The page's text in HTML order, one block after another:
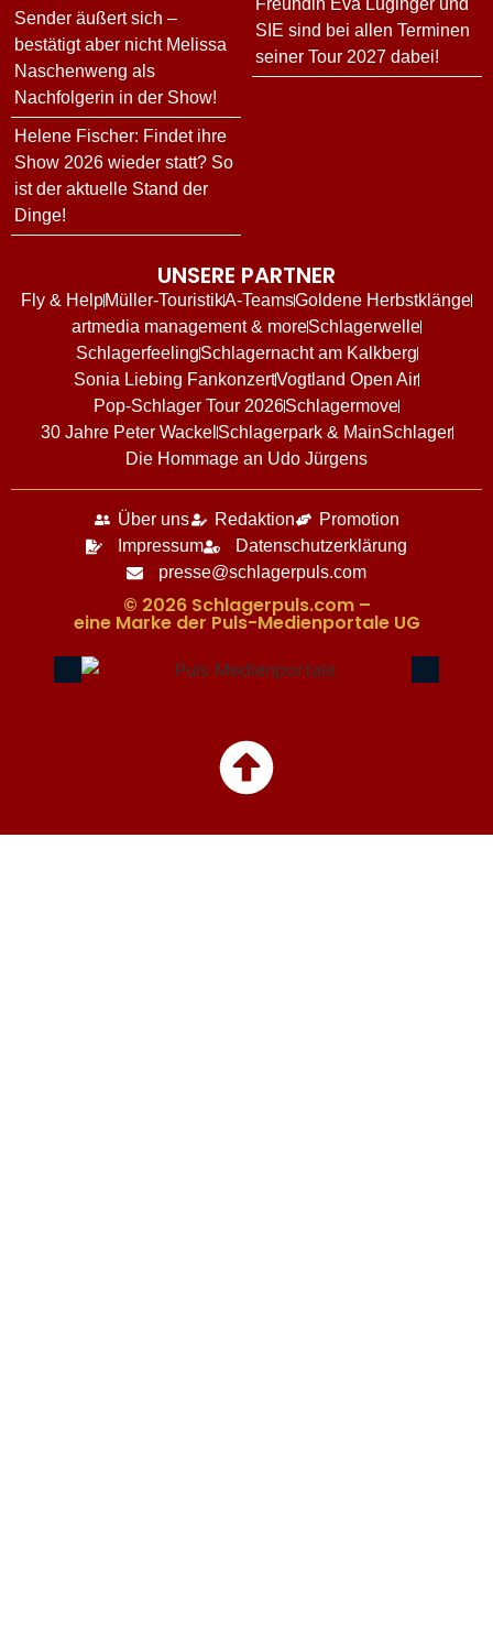
Sender äußert sich –
bestätigt aber nicht Melissa
Naschenweng als
Nachfolgerin in der Show!
Helene Fischer: Findet ihre
Show 2026 wieder statt? So
ist der aktuelle Stand der
Dinge!
Freundin Eva Luginger und
SIE sind bei allen Terminen
seiner Tour 2027 dabei!
UNSERE PARTNER
Fly & HelpMüller-TouristikA-TeamsGoldene Herbstklänge
artmedia management & moreSchlagerwelle
SchlagerfeelingSchlagernacht am Kalkberg
Sonia Liebing FankonzertVogtland Open Air
Pop-Schlager Tour 2026Schlagermove
30 Jahre Peter Wackel Schlagerpark & MainSchlager
Die Hommage an Udo Jürgens
Über uns Redaktion
Promotion
Impressum
Datenschutzerklärung
presse@schlagerpuls.com
© 2026 Schlagerpuls.com –
eine Marke der Puls-Medienportale UG​